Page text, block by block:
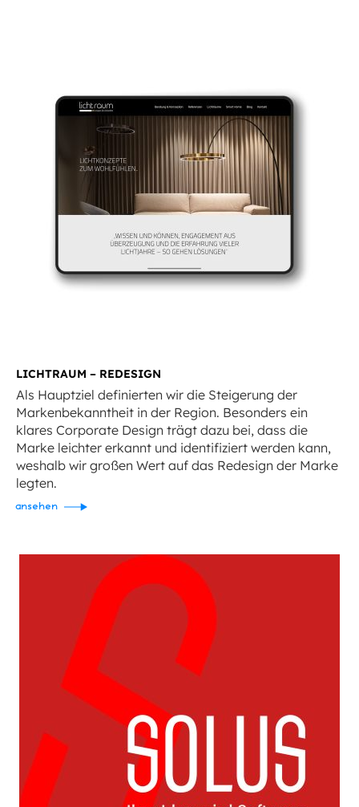
LICHTRAUM – REDESIGN
Als Hauptziel definierten wir die Steigerung der
Markenbekanntheit in der Region. Besonders ein
klares Corporate Design trägt dazu bei, dass die
Marke leichter erkannt und identifiziert werden kann,
weshalb wir großen Wert auf das Redesign der Marke
legten.
ansehen